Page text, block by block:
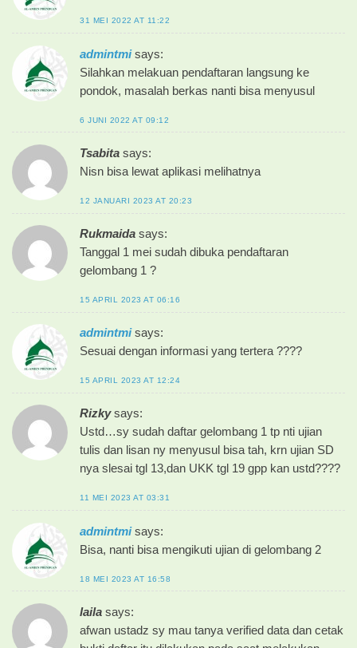
31 MEI 2022 AT 11:22
admintmi says:
Silahkan melakuan pendaftaran langsung ke
pondok, masalah berkas nanti bisa menyusul
6 JUNI 2022 AT 09:12
Tsabita says:
Nisn bisa lewat aplikasi melihatnya
12 JANUARI 2023 AT 20:23
Rukmaida says:
Tanggal 1 mei sudah dibuka pendaftaran
gelombang 1 ?
15 APRIL 2023 AT 06:16
admintmi says:
Sesuai dengan informasi yang tertera ????
15 APRIL 2023 AT 12:24
Rizky says:
Ustd…sy sudah daftar gelombang 1 tp nti ujian
tulis dan lisan ny menyusul bisa tah, krn ujian SD
nya slesai tgl 13,dan UKK tgl 19 gpp kan ustd????
11 MEI 2023 AT 03:31
admintmi says:
Bisa, nanti bisa mengikuti ujian di gelombang 2
18 MEI 2023 AT 16:58
laila says:
afwan ustadz sy mau tanya verified data dan cetak